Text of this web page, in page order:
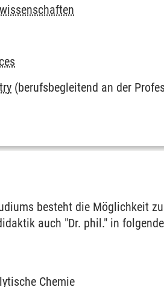
(berufsbegleitend an der
besteht die Möglichkeit
auch "Dr. phil." in
Chemie